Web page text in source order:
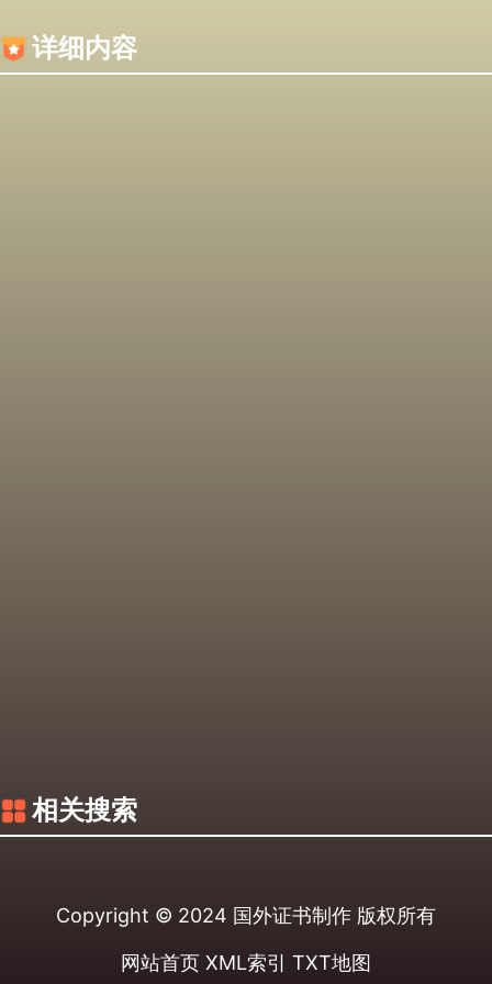
详细内容
相关搜索
Copyright © 2024 国外证书制作 版权所有
网站首页 XML索引 TXT地图